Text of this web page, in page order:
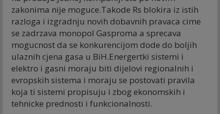
zakonima nije moguce.Takode Rs blokira iz istih
razloga i izgradnju novih dobavnih pravaca cime
se zadrzava monopol Gasproma a sprecava
mogucnost da se konkurencijom dode do boljih
ulaznih cjena gasa u BiH.Energertki sistemi i
elektro i gasni moraju biti dijelovi regionalnih i
evropskih sistema i moraju se postovati pravila
koja ti sistemi propisuju i zbog ekonomskih i
tehnicke prednosti i funkcionalnosti.